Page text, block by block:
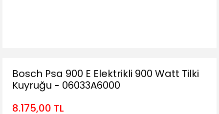
Bosch Psa 900 E Elektrikli 900 Watt Tilki
Kuyruğu - 06033A6000
8.175,00 TL